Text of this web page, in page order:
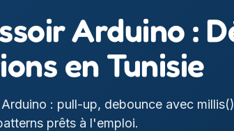
Arduino :
en Tunisie
: pull-up, debounce avec
prêts à l'emploi.